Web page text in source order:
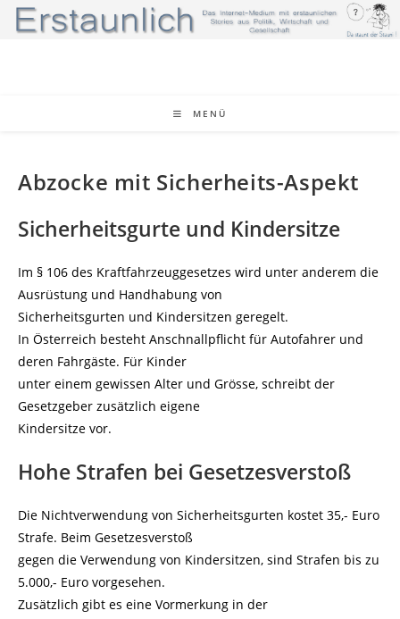
Zum
Inhalt
MENÜ
Abzocke mit Sicherheits-Aspekt
Sicherheitsgurte und Kindersitze
Im § 106 des Kraftfahrzeuggesetzes wird unter anderem die
Ausrüstung und Handhabung von
Sicherheitsgurten und Kindersitzen geregelt.
In Österreich besteht Anschnallpflicht für Autofahrer und
deren Fahrgäste. Für Kinder
unter einem gewissen Alter und Grösse, schreibt der
Gesetzgeber zusätzlich eigene
Kindersitze vor.
Hohe Strafen bei Gesetzesverstoß
Die Nichtverwendung von Sicherheitsgurten kostet 35,- Euro
Strafe. Beim Gesetzesverstoß
gegen die Verwendung von Kindersitzen, sind Strafen bis zu
5.000,- Euro vorgesehen.
Zusätzlich gibt es eine Vormerkung in der